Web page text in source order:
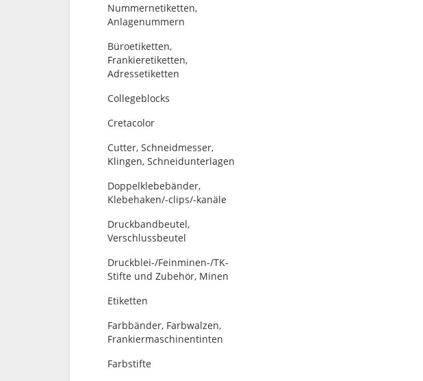
Nummernetiketten,
Anlagenummern
Büroetiketten,
Frankieretiketten,
Adressetiketten
Collegeblocks
Cretacolor
Cutter, Schneidmesser,
Klingen, Schneidunterlagen
Doppelklebebänder,
Klebehaken/-clips/-kanäle
Druckbandbeutel,
Verschlussbeutel
Druckblei-/Feinminen-/TK-
Stifte und Zubehör, Minen
Etiketten
Farbbänder, Farbwalzen,
Frankiermaschinentinten
Farbstifte